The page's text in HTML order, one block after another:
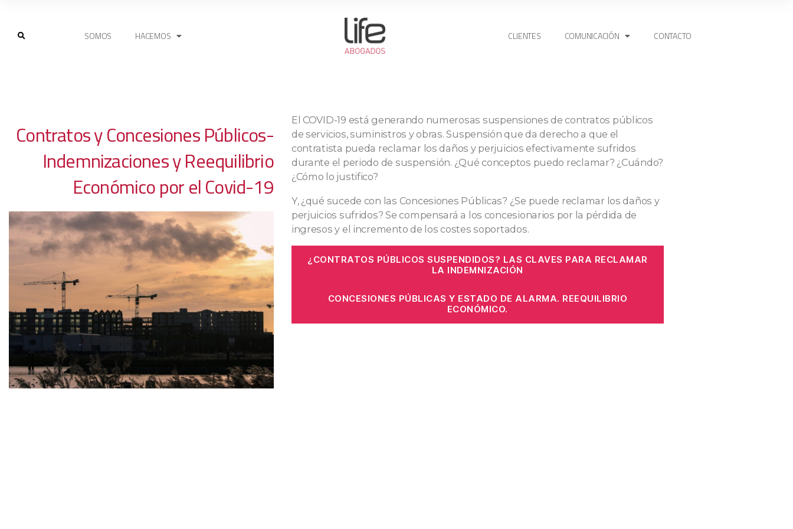
SOMOS HACEMOS CLIENTES COMUNICACIÓN CONTACTO
Contratos y Concesiones Públicos-
Indemnizaciones y Reequilibrio
Económico por el Covid-19
El COVID-19 está generando numerosas suspensiones de contratos públicos
de servicios, suministros y obras. Suspensión que da derecho a que el
contratista pueda reclamar los daños y perjuicios efectivamente sufridos
durante el periodo de suspensión. ¿Qué conceptos puedo reclamar? ¿Cuándo?
¿Cómo lo justifico?
Y, ¿qué sucede con las Concesiones Públicas? ¿Se puede reclamar los daños y
perjuicios sufridos? Se compensará a los concesionarios por la pérdida de
ingresos y el incremento de los costes soportados.
¿CONTRATOS PÚBLICOS SUSPENDIDOS? LAS CLAVES PARA RECLAMAR
LA INDEMNIZACIÓN
CONCESIONES PÚBLICAS Y ESTADO DE ALARMA. REEQUILIBRIO
ECONÓMICO.